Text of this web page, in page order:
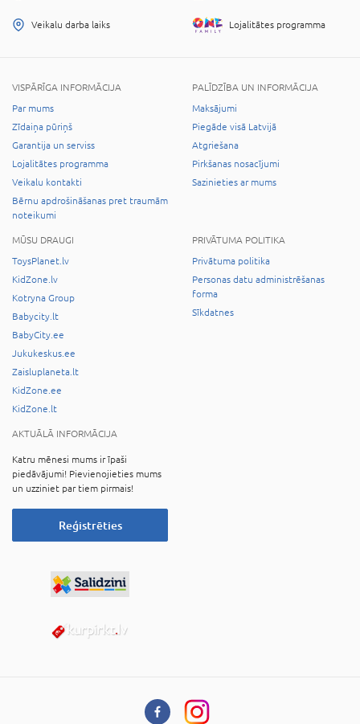
Veikalu darba laiks Lojalitātes programma
VISPĀRĪGA INFORMĀCIJA
Par mums
Zīdaiņa pūriņš
Garantija un serviss
Lojalitātes programma
Veikalu kontakti
Bērnu apdrošināšanas pret traumām
noteikumi
PALĪDZĪBA UN INFORMĀCIJA
Maksājumi
Piegāde visā Latvijā
Atgriešana
Pirkšanas nosacījumi
Sazinieties ar mums
MŪSU DRAUGI
ToysPlanet.lv
KidZone.lv
Kotryna Group
Babycity.lt
BabyCity.ee
Jukukeskus.ee
Zaisluplaneta.lt
KidZone.ee
KidZone.lt
PRIVĀTUMA POLITIKA
Privātuma politika
Personas datu administrēšanas
forma
Sīkdatnes
AKTUĀLĀ INFORMĀCIJA
Katru mēnesi mums ir īpaši
piedāvājumi! Pievienojieties mums
un uzziniet par tiem pirmais!
Reģistrēties